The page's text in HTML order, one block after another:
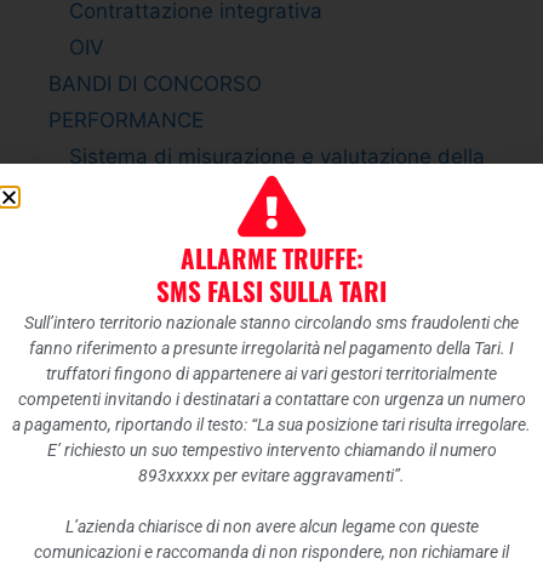
Contrattazione integrativa
OIV
BANDI DI CONCORSO
PERFORMANCE
Sistema di misurazione e valutazione della
Piano della Performance
Relazione sulla Performance
Ammontare complessivo dei premi
Dati relativi ai premi
ENTI CONTROLLATI
Enti pubblici vigilati
Società partecipate
Enti di diritto privato controllati
Rappresentazione grafica
ATTIVITÀ E PROCEDIMENTI
ALLARME TRUFFE:
SMS FALSI SULLA TARI
Sull’intero territorio nazionale stanno circolando sms fraudolenti che
fanno riferimento a presunte irregolarità nel pagamento della Tari. I
truffatori fingono di appartenere ai vari gestori territorialmente
competenti invitando i destinatari a contattare con urgenza un numero
a pagamento, riportando il testo: “La sua posizione tari risulta irregolare.
E’ richiesto un suo tempestivo intervento chiamando il numero
893xxxxx per evitare aggravamenti”.
L’azienda chiarisce di non avere alcun legame con queste
comunicazioni e raccomanda di non rispondere, non richiamare il